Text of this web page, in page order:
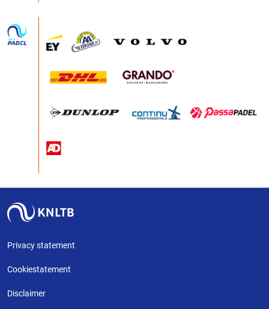
Privacy statement
Cookiestatement
Disclaimer